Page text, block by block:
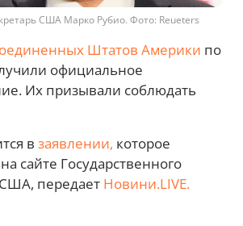
США Марко Рубио. Фото: Reueters
Штатов Америки по
официальное
Их призывали соблюдать
в заявлении, которое
сайте Государственного
передает Новини.LIVE.